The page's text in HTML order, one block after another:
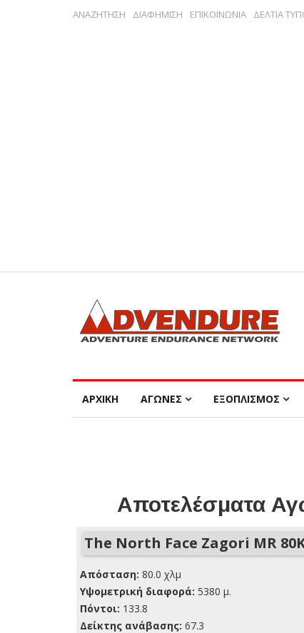
ΑΝΑΖΗΤΗΣΗ ΔΙΑΦΗΜΙΣΗ ΕΠΙΚΟΙΝΩΝΙΑ ΔΕΛΤΙΑ
ΑΡΧΙΚΗ ΑΓΩΝΕΣ ΕΞΟΠΛΙΣΜΟΣ
Αποτελέσματα
The North Face Zagori MR
Απόσταση: 80.0 χλμ
Yψομετρική διαφορά: 5380 μ.
Πόντοι: 133.8
Δείκτης ανάβασης: 67.3